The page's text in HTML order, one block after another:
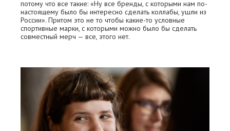
потому что все такие: «Ну все бренды, с которыми нам по-
настоящему было бы интересно сделать коллабы, ушли из
России». Притом это не то чтобы какие-то условные
спортивные марки, с которыми можно было бы сделать
совместный мерч — все, этого нет.